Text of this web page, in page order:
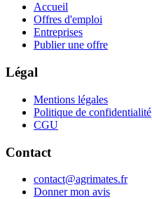
Accueil
Offres d'emploi
Entreprises
Publier une offre
Légal
Mentions légales
Politique de confidentialité
CGU
Contact
contact@agrimates.fr
Donner mon avis